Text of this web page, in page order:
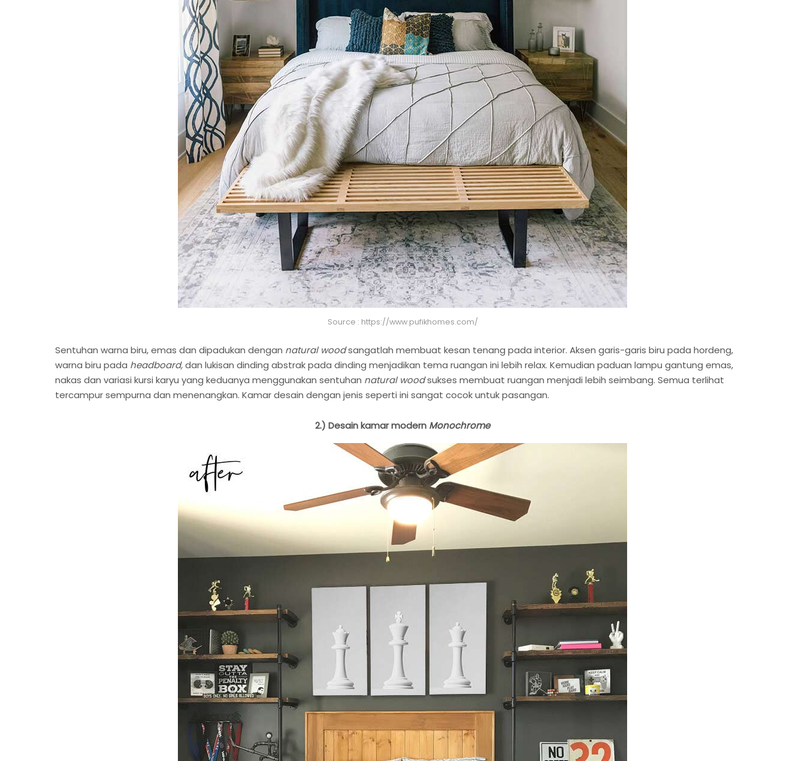
Source : https://www.pufikhomes.com/
Sentuhan warna biru, emas dan dipadukan dengan natural woodsangatlah membuat kesan tenang pada interior. Aksen garis-garis biru pada hordeng,
warna biru pada headboard,dan lukisan dinding abstrak pada dinding menjadikan tema ruangan ini lebih relax. Kemudian paduan lampu gantung emas,
nakas dan variasi kursi karyu yang keduanya menggunakan sentuhan natural woodsukses membuat ruangan menjadi lebih seimbang. Semua terlihat
tercampur sempurna dan menenangkan. Kamar desain dengan jenis seperti ini sangat cocok untuk pasangan.
2.) Desain kamar modern Monochrome